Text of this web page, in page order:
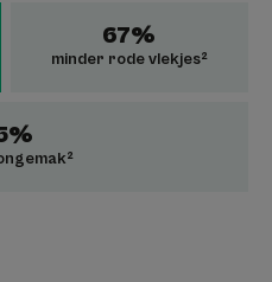
67%
minder rode vlekjes²